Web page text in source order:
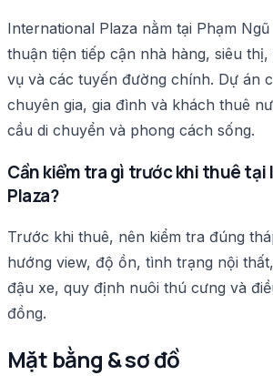
International Plaza nằm tại Phạm Ngũ
thuận tiện tiếp cận nhà hàng, siêu
vụ và các tuyến đường chính. Dự án
chuyên gia, gia đình và khách thuê
cầu di chuyển và phong cách sống.
Cần kiểm tra gì trước khi thuê
Plaza?
Trước khi thuê, nên kiểm tra đúng
hướng view, độ ồn, tình trạng nội
đậu xe, quy định nuôi thú cưng và
đồng.
Mặt bằng & sơ đồ